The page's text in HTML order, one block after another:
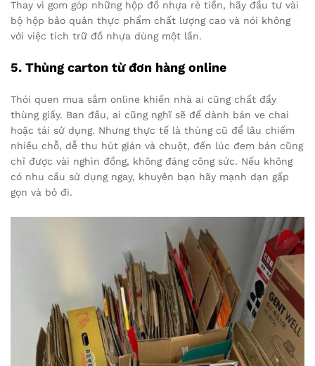
Thay vì gom góp những hộp đồ nhựa rẻ tiền, hãy đầu tư vài
bộ hộp bảo quản thực phẩm chất lượng cao và nói không
với việc tích trữ đồ nhựa dùng một lần.
5. Thùng carton từ đơn hàng online
Thói quen mua sắm online khiến nhà ai cũng chất đầy
thùng giấy. Ban đầu, ai cũng nghĩ sẽ để dành bán ve chai
hoặc tái sử dụng. Nhưng thực tế là thùng cũ để lâu chiếm
nhiều chỗ, dễ thu hút gián và chuột, đến lúc đem bán cũng
chỉ được vài nghìn đồng, không đáng công sức. Nếu không
có nhu cầu sử dụng ngay, khuyên bạn hãy mạnh dạn gấp
gọn và bỏ đi.